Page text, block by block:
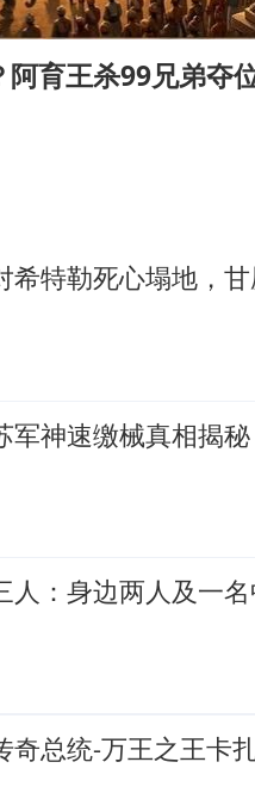
馆》 冲奖
进WTT横滨冠军赛女单
高水平的全民健身公共
育王杀99兄弟夺
希特勒死心塌地，甘
军神速缴械真相揭秘
人：身边两人及一名
奇总统-万王之王卡